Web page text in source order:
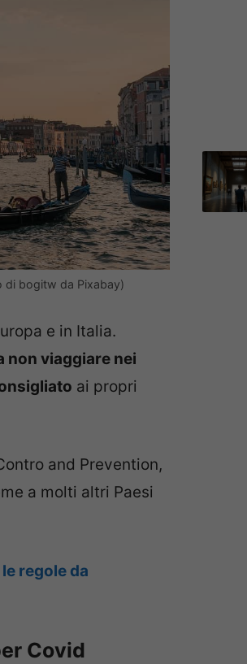
di bogitw da Pixabay)
e in Italia.
non viaggiare nei
ai propri
and Prevention,
a molti altri Paesi
regole da
Covid